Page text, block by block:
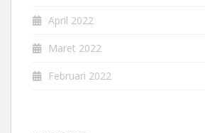
April 2022
Maret 2022
Februari 2022